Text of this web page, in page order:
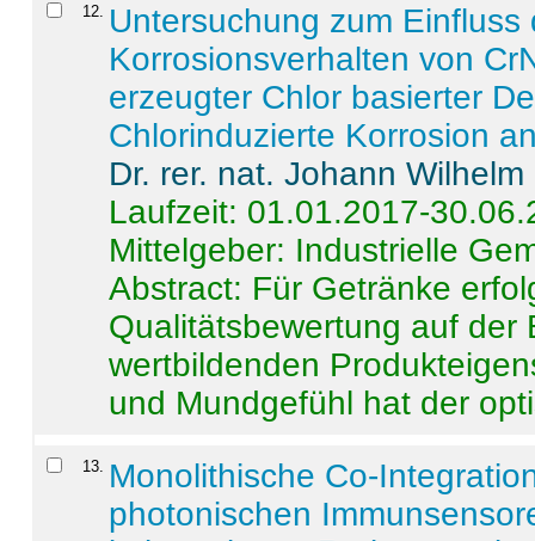
12
Untersuchung zum
Korrosionsverhalten von
erzeugter Chlor basierter
Chlorinduzierte Korrosion
Dr. rer. nat. Johann
Laufzeit: 01.01.2017-
Mittelgeber: Industrielle
Abstract: Für Getränke
Qualitätsbewertung auf der
wertbildenden
und Mundgefühl hat der
13
Monolithische Co-
photonischen